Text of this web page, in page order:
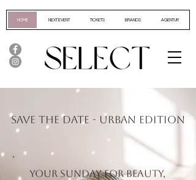
HOME NEXT EVENT TICKETS BRANDS AGENTUR
SAVE THE DATE - URBAN EDITION
YOUR SUNDAY FOR BEAUTY,